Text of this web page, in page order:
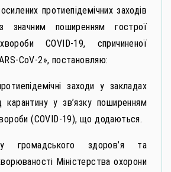
протиепідемічних заходів
значним поширенням гострої
СОVID-19, спричиненої
CoV-2», постановляю:
заходи у закладах
карантину у зв’язку поширенням
(СОVID-19), що додаються.
громадського здоров’я та
Міністерства охорони